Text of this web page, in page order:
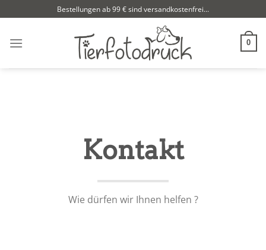
Inhalt
springen
Bestellungen ab 99 € sind versandkostenfrei...
0
Kontakt
Wie dürfen wir Ihnen helfen ?